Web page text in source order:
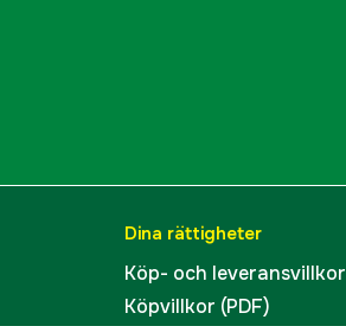
Dina rättigheter
Köp- och leveransvillkor
Köpvillkor (PDF)